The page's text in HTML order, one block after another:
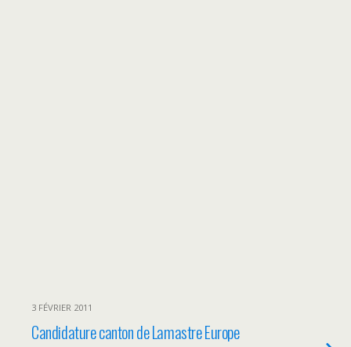
3 FÉVRIER 2011
Candidature canton de Lamastre Europe